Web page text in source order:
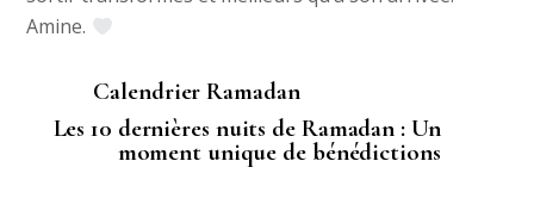
Amine.
Calendrier Ramadan
Les 10 dernières nuits de Ramadan : Un
moment unique de bénédictions